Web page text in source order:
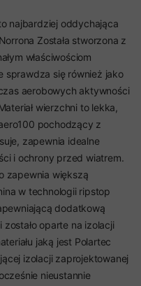
najbardziej oddychająca
Została stworzona z
właściwościom
sprawdza się również jako
aerobowych aktywności
wierzchni to lekka,
pochodzący z
zapewnia idealne
i ochrony przed wiatrem.
zapewnia większą
w technologii ripstop
dodatkową
oparte na izolacji
jaką jest Polartec
izolacji zaprojektowanej
nieustannie